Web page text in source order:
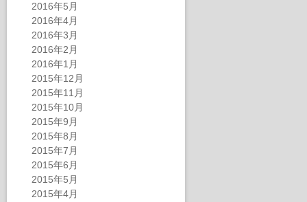
2016年5月
2016年4月
2016年3月
2016年2月
2016年1月
2015年12月
2015年11月
2015年10月
2015年9月
2015年8月
2015年7月
2015年6月
2015年5月
2015年4月